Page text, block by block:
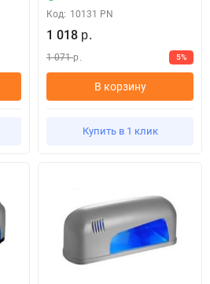
Код: 10131 PN
1 018 р.
1 071 р. 5%
В корзину
Купить в 1 клик